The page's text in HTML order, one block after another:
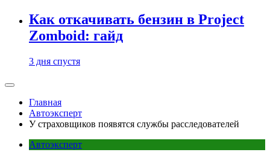
Как откачивать бензин в Project
Zomboid: гайд
3 дня спустя
Главная
Автоэксперт
У страховщиков появятся службы расследователей
Автоэксперт